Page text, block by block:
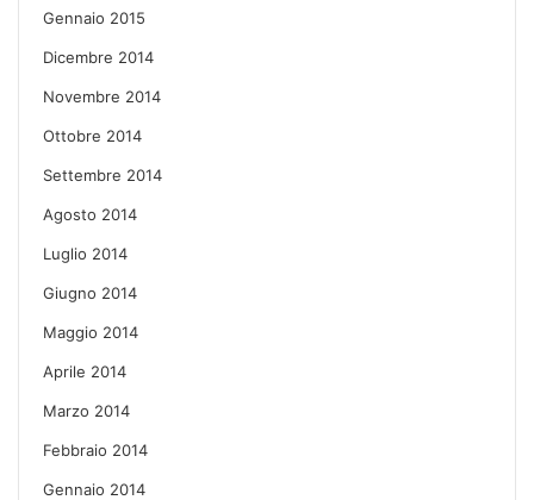
Gennaio 2015
Dicembre 2014
Novembre 2014
Ottobre 2014
Settembre 2014
Agosto 2014
Luglio 2014
Giugno 2014
Maggio 2014
Aprile 2014
Marzo 2014
Febbraio 2014
Gennaio 2014